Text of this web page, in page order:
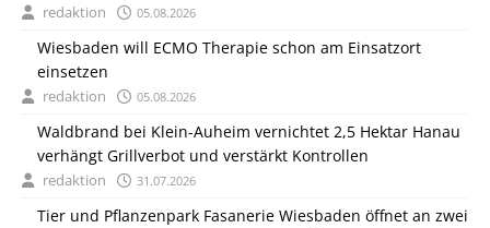
und Italien
redaktion 05.08.2026
Wiesbaden will ECMO Therapie schon am Einsatzort
einsetzen
redaktion 05.08.2026
Waldbrand bei Klein-Auheim vernichtet 2,5 Hektar Hanau
verhängt Grillverbot und verstärkt Kontrollen
redaktion 31.07.2026
Tier und Pflanzenpark Fasanerie Wiesbaden öffnet an zwei